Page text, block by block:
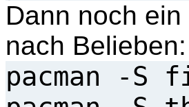
Dann noch
nach Belieben:
pacman -S